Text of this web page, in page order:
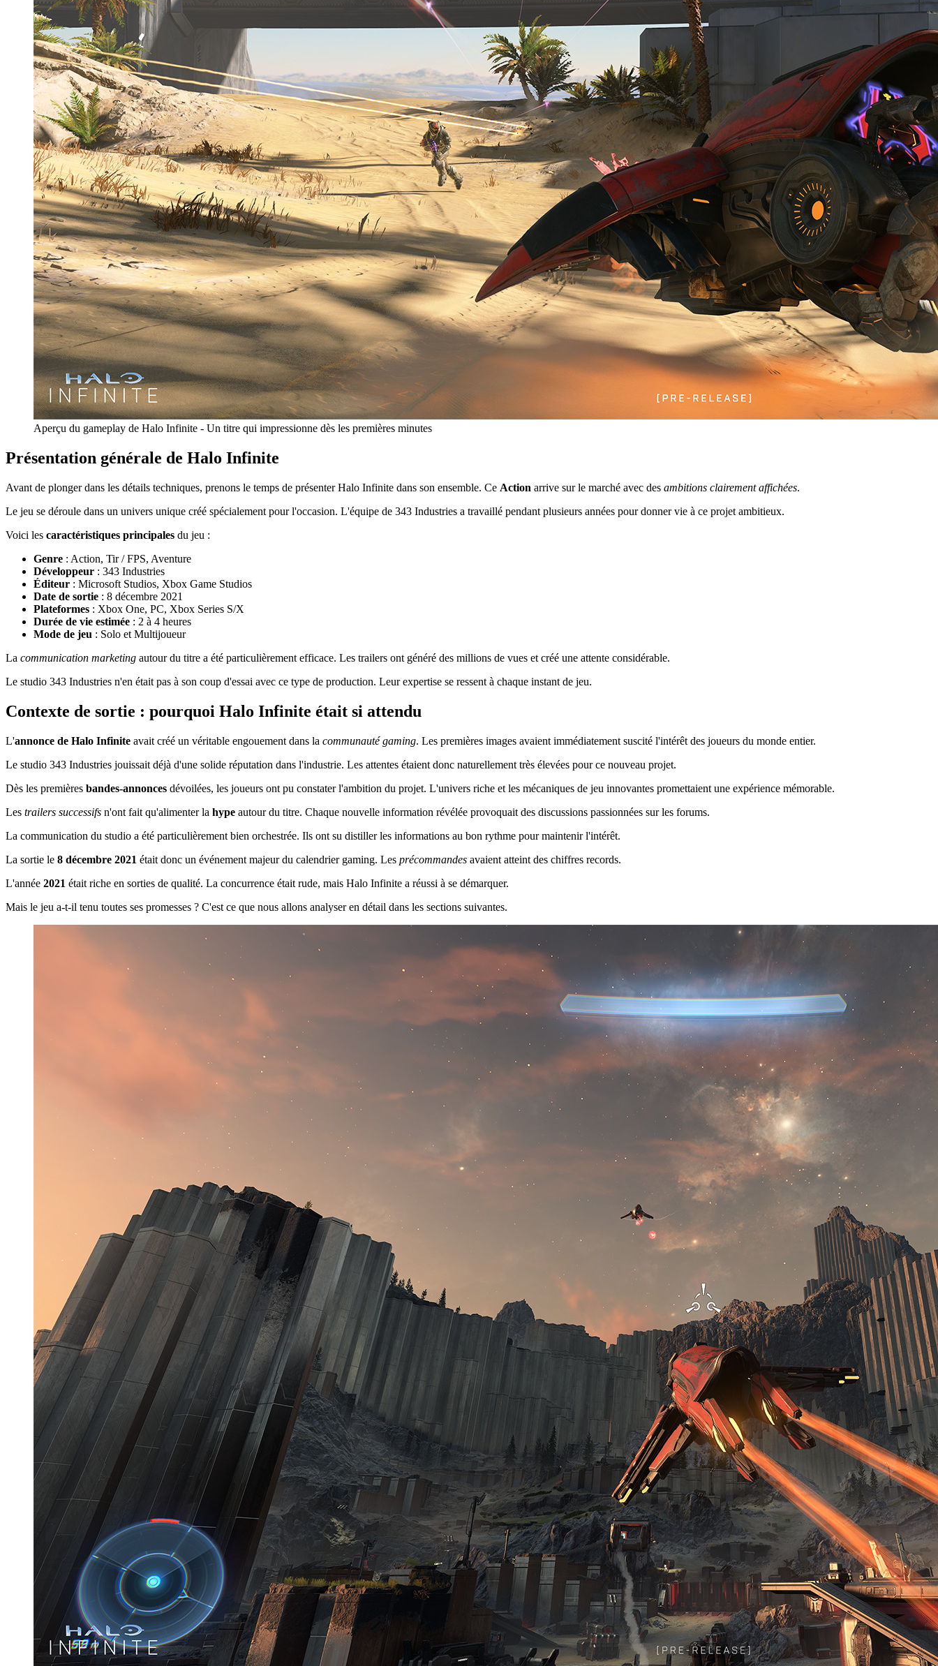
Aperçu du gameplay de Halo Infinite - Un titre qui impressionne dès les premières minutes
Présentation générale de Halo Infinite
Avant de plonger dans les détails techniques, prenons le temps de présenter Halo Infinite dans son ensemble. Ce Action arrive sur le marché avec des ambitions clairement affichées.
Le jeu se déroule dans un univers unique créé spécialement pour l'occasion. L'équipe de 343 Industries a travaillé pendant plusieurs années pour donner vie à ce projet ambitieux.
Voici les caractéristiques principales du jeu :
Genre : Action, Tir / FPS, Aventure
Développeur : 343 Industries
Éditeur : Microsoft Studios, Xbox Game Studios
Date de sortie : 8 décembre 2021
Plateformes : Xbox One, PC, Xbox Series S/X
Durée de vie estimée : 2 à 4 heures
Mode de jeu : Solo et Multijoueur
La communication marketing autour du titre a été particulièrement efficace. Les trailers ont généré des millions de vues et créé une attente considérable.
Le studio 343 Industries n'en était pas à son coup d'essai avec ce type de production. Leur expertise se ressent à chaque instant de jeu.
Contexte de sortie : pourquoi Halo Infinite était si attendu
L'annonce de Halo Infinite avait créé un véritable engouement dans la communauté gaming. Les premières images avaient immédiatement suscité l'intérêt des joueurs du monde entier.
Le studio 343 Industries jouissait déjà d'une solide réputation dans l'industrie. Les attentes étaient donc naturellement très élevées pour ce nouveau projet.
Dès les premières bandes-annonces dévoilées, les joueurs ont pu constater l'ambition du projet. L'univers riche et les mécaniques de jeu innovantes promettaient une expérience mémorable.
Les trailers successifs n'ont fait qu'alimenter la hype autour du titre. Chaque nouvelle information révélée provoquait des discussions passionnées sur les forums.
La communication du studio a été particulièrement bien orchestrée. Ils ont su distiller les informations au bon rythme pour maintenir l'intérêt.
La sortie le 8 décembre 2021 était donc un événement majeur du calendrier gaming. Les précommandes avaient atteint des chiffres records.
L'année 2021 était riche en sorties de qualité. La concurrence était rude, mais Halo Infinite a réussi à se démarquer.
Mais le jeu a-t-il tenu toutes ses promesses ? C'est ce que nous allons analyser en détail dans les sections suivantes.